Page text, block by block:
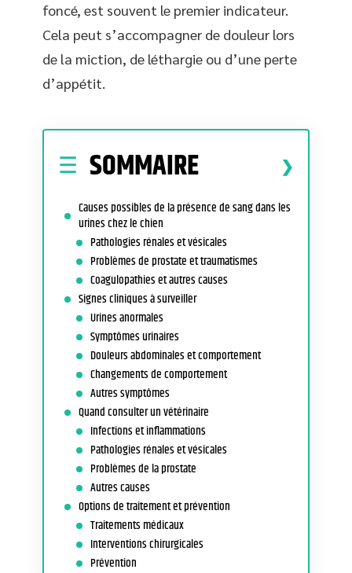
foncé, est souvent le premier indicateur.
Cela peut s’accompagner de douleur lors
de la miction, de léthargie ou d’une perte
d’appétit.
SOMMAIRE
Causes possibles de la présence de sang dans les
urines chez le chien
Pathologies rénales et vésicales
Problèmes de prostate et traumatismes
Coagulopathies et autres causes
Signes cliniques à surveiller
Urines anormales
Symptômes urinaires
Douleurs abdominales et comportement
Changements de comportement
Autres symptômes
Quand consulter un vétérinaire
Infections et inflammations
Pathologies rénales et vésicales
Problèmes de la prostate
Autres causes
Options de traitement et prévention
Traitements médicaux
Interventions chirurgicales
Prévention